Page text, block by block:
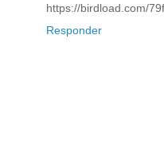
https://birdload.com/
Responder